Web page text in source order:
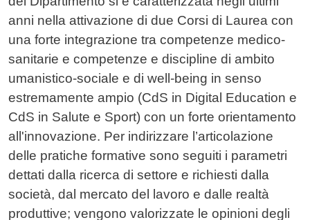
anni nella attivazione di due Corsi di Laurea con
una forte integrazione tra competenze medico-
sanitarie e competenze e discipline di ambito
umanistico-sociale e di well-being in senso
estremamente ampio (CdS in Digital Education e
CdS in Salute e Sport) con un forte orientamento
all'innovazione. Per indirizzare l’articolazione
delle pratiche formative sono seguiti i parametri
dettati dalla ricerca di settore e richiesti dalla
società, dal mercato del lavoro e dalle realtà
produttive; vengono valorizzate le opinioni degli